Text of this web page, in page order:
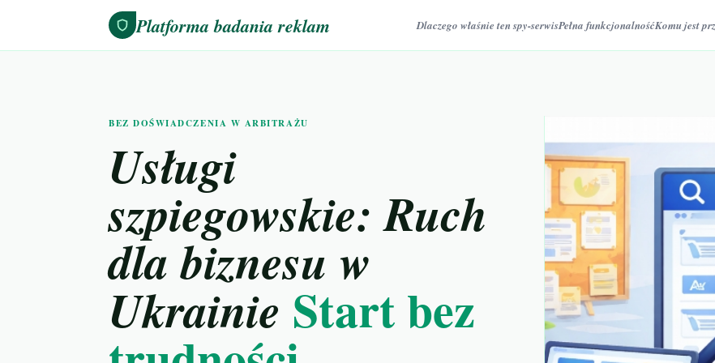
Platforma badania reklam Dlaczego właśnie ten spy-serwisPełna funkcjonalnośćKomu jest
BEZ DOŚWIADCZENIA W ARBITRAŻU
Usługi
szpiegowskie: Ruch
dla biznesu w
Ukrainie Start bez